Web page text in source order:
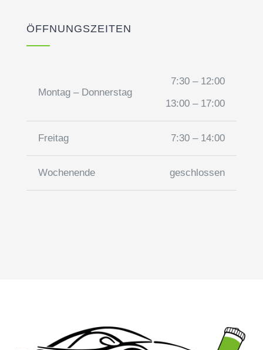
ÖFFNUNGSZEITEN
Montag – Donnerstag
7:30 – 12:00
13:00 – 17:00
Freitag 7:30 – 14:00
Wochenende geschlossen